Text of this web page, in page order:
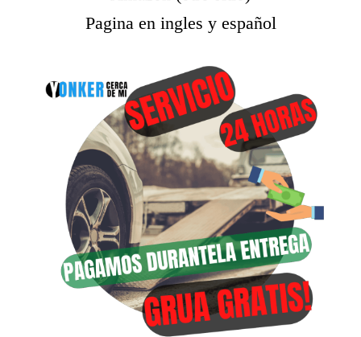
Pagina en ingles y español